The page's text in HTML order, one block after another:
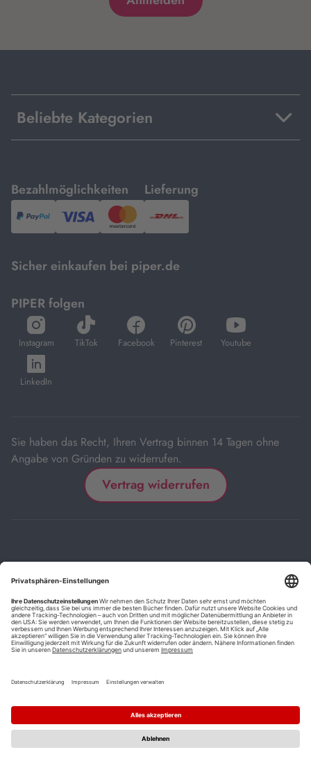
Beliebte Kategorien
Bezahlmöglichkeiten
mit
PayPal,Visa
und
Lieferung
mit
DHL.
Sicher einkaufen bei piper.de
PIPER folgen
Instagram
öffnet
in
neuem
Tab
TikTok
öffnet
in
Facebook
öffnet
in
Pinterest
öffnet
in
Youtube
öffnet
in
LinkedIn
öffnet
in
Sie haben das Recht, Ihren Vertrag binnen 14 Tagen ohne
Angabe von Gründen zu widerrufen.
Vertrag widerrufen
BarrierefreiheitserklärungCookie-Einstellungen
*
Die mit Sternchen (*) gekennzeichneten Links sind Affiliate-Links.
Wenn Sie auf einen solchen Link klicken und auf der Zielseite etwas
kaufen, bekommen wir vom betreffenden Anbieter oder Online-Shop
Kauf oder Preis.
Mehrwertsteuer.
Versand innerhalb Deutschlands versandkostenfrei ab 9,00 €
Bestellwert.
Vorbestellung ab 30 Tage vor Erscheinungstermin möglich.